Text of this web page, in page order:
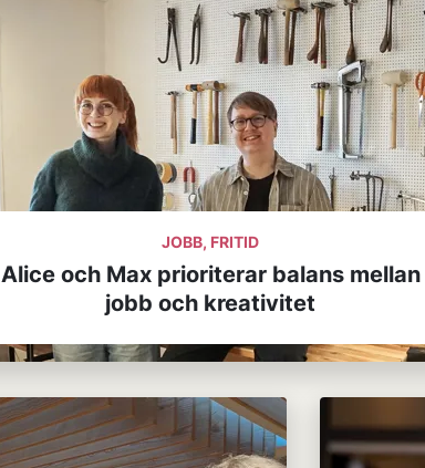
JOBB, FRITID
Alice och Max prioriterar balans mellan
jobb och kreativitet